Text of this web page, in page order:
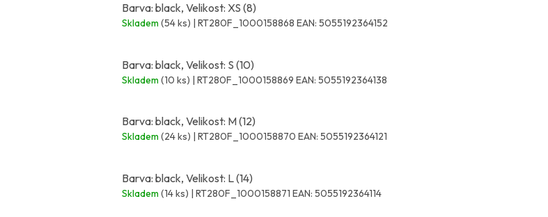
Barva: black, Velikost: XS (8)
Skladem (54 ks) | RT280F_1000158868 EAN: 5055192364152
Barva: black, Velikost: S (10)
Skladem (10 ks) | RT280F_1000158869 EAN: 5055192364138
Barva: black, Velikost: M (12)
Skladem (24 ks) | RT280F_1000158870 EAN: 5055192364121
Barva: black, Velikost: L (14)
Skladem (14 ks) | RT280F_1000158871 EAN: 5055192364114